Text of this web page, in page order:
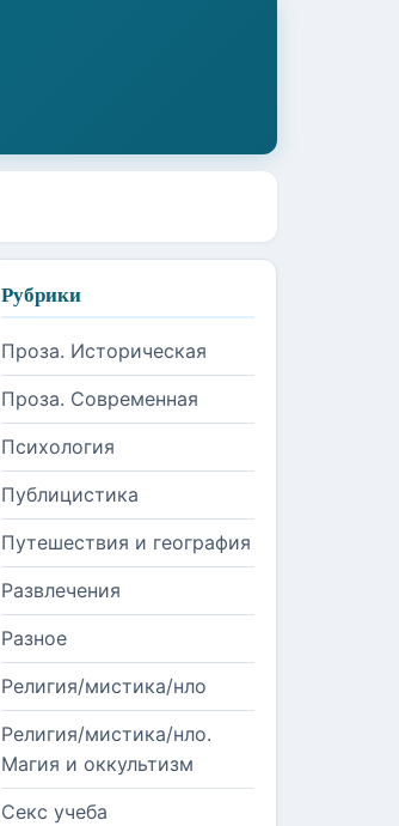
Рубрики
Проза. Историческая
Проза. Современная
Психология
Публицистика
Путешествия и география
Развлечения
Разное
Религия/мистика/нло
Религия/мистика/нло.
Магия и оккультизм
Секс учеба